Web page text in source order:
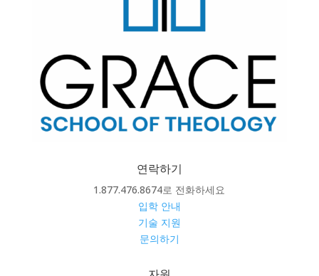
연락하기
1.877.476.8674로 전화하세요
입학 안내
기술 지원
문의하기